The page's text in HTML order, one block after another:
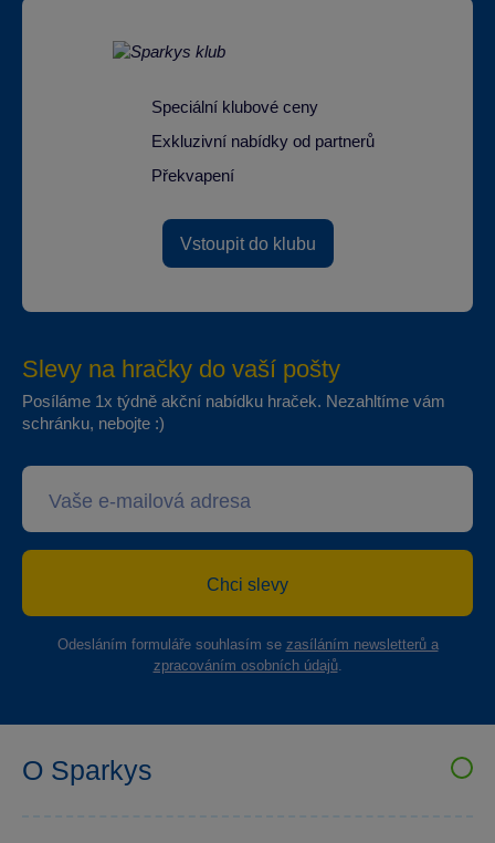
Speciální klubové ceny
Exkluzivní nabídky od partnerů
Překvapení
Vstoupit do klubu
Slevy na hračky do vaší pošty
Posíláme 1x týdně akční nabídku hraček. Nezahltíme vám
schránku, nebojte :)
Chci slevy
Odesláním formuláře souhlasím se zasíláním newsletterů a
zpracováním osobních údajů.
O Sparkys